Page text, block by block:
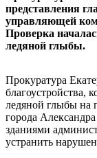
представления
управляющей
Проверка
ледяной глыбы.
Прокуратура
благоустройства,
ледяной глыбы на
города
зданиями
устранить